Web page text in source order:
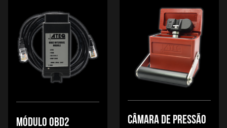
MÓDULO OBD2
CÂMARA DE PRESSÃO